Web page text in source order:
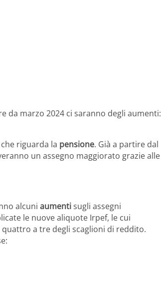
da marzo 2024 ci saranno degli aumenti:
riguarda la pensione. Già a partire dal
un assegno maggiorato grazie alle
alcuni aumentisugli assegni
le nuove aliquote Irpef, le cui
a tre degli scaglioni di reddito.